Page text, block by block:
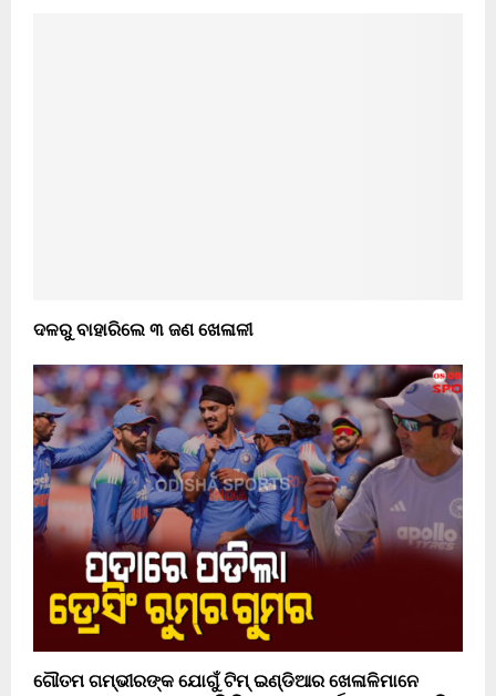
ଦଳରୁ ବାହାରିଲେ ୩ ଜଣ ଖେଳାଳୀ
ଗୌତମ ଗମ୍ଭୀରଙ୍କ ଯୋଗୁଁ ଟିମ୍ ଇଣ୍ଡିଆର ଖେଳାଳିମାନେ